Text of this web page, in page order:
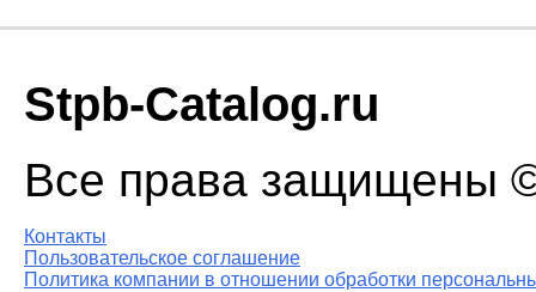
Stpb-Catalog.ru
Все права защищены
Контакты
Пользовательское соглашение
Политика компании в отношении обработки